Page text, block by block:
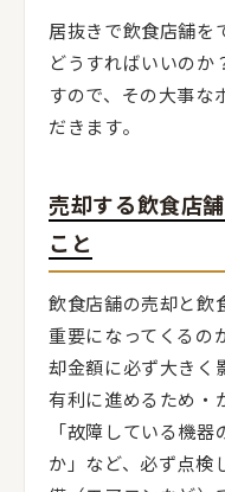
居抜きで飲食店舗を
どうすればいいのか
すので、その大事な
だきます。
売却する飲食店
こと
飲食店舗の売却と飲
重要になってくるの
却金額に必ず大きく
有利に進めるため・
「故障している機
か」など、必ず点検